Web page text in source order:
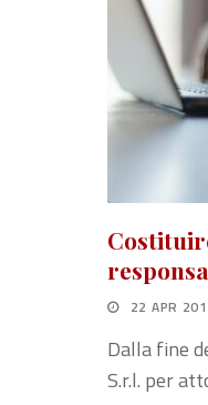
22 APR
Dalla fine
S.r.l. per